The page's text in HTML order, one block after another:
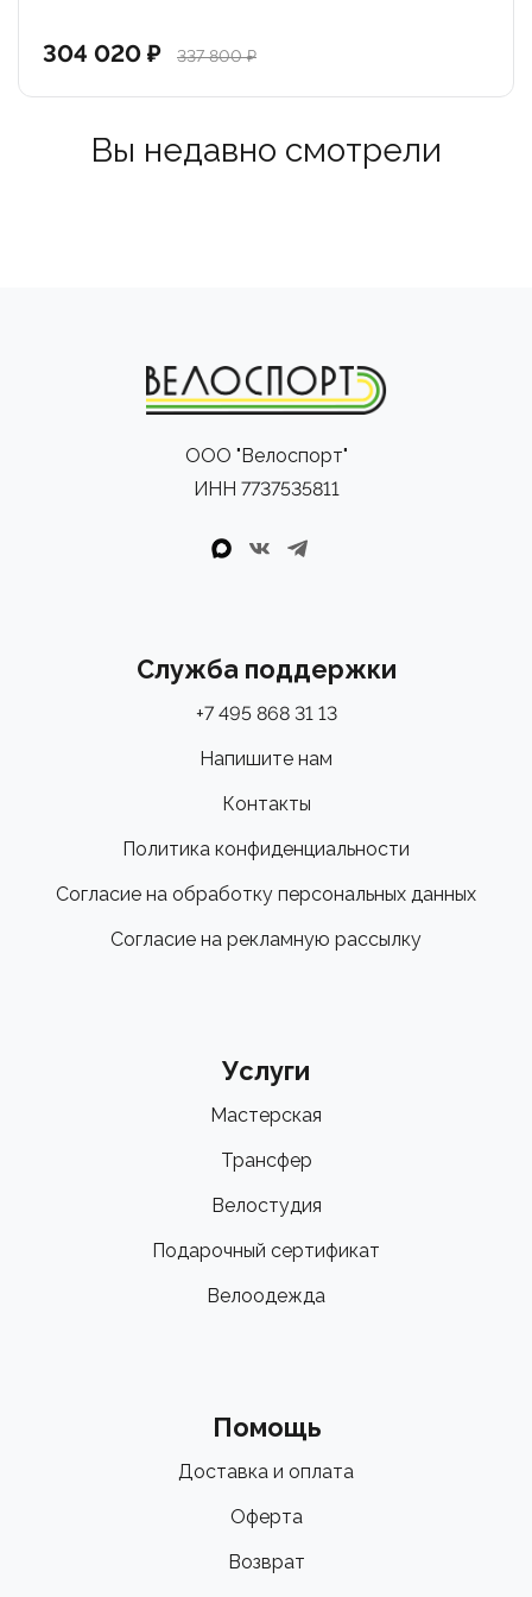
304 020 ₽ 337 800 ₽
Вы недавно смотрели
ООО "Велоспорт"
ИНН 7737535811
Служба поддержки
+7 495 868 31 13
Напишите нам
Контакты
Политика конфиденциальности
Согласие на обработку персональных данных
Согласие на рекламную рассылку
Услуги
Мастерская
Трансфер
Велостудия
Подарочный сертификат
Велоодежда
Помощь
Доставка и оплата
Оферта
Возврат